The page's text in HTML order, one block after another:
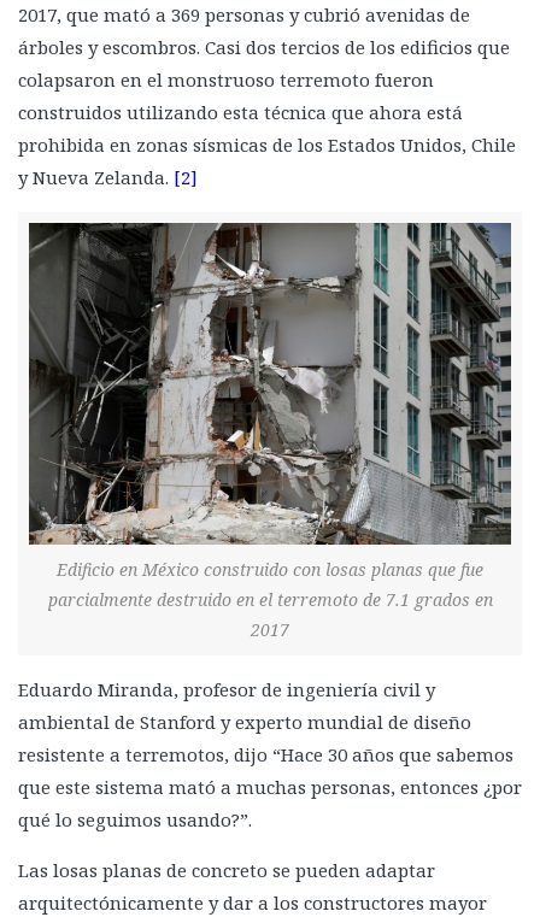
2017, que mató a 369 personas y cubrió avenidas de
árboles y escombros. Casi dos tercios de los edificios que
colapsaron en el monstruoso terremoto fueron
construidos utilizando esta técnica que ahora está
prohibida en zonas sísmicas de los Estados Unidos, Chile
y Nueva Zelanda. [2]
Edificio en México construido con losas planas que fue
parcialmente destruido en el terremoto de 7.1 grados en
2017
Eduardo Miranda, profesor de ingeniería civil y
ambiental de Stanford y experto mundial de diseño
resistente a terremotos, dijo “Hace 30 años que sabemos
que este sistema mató a muchas personas, entonces ¿por
qué lo seguimos usando?”.
Las losas planas de concreto se pueden adaptar
arquitectónicamente y dar a los constructores mayor